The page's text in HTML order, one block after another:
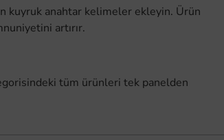
kuyruk anahtar kelimeler ekleyin. Ürün
artırır.
tüm ürünleri tek panelden